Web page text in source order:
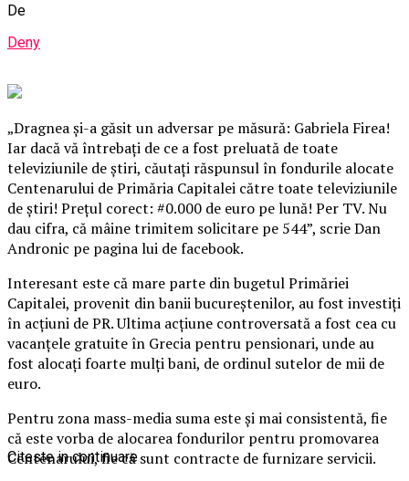
De
Deny
„Dragnea şi-a găsit un adversar pe măsură: Gabriela Firea!
Iar dacă vă întrebaţi de ce a fost preluată de toate
televiziunile de ştiri, căutaţi răspunsul în fondurile alocate
Centenarului de Primăria Capitalei către toate televiziunile
de ştiri! Preţul corect: #0.000 de euro pe lună! Per TV. Nu
dau cifra, că mâine trimitem solicitare pe 544”, scrie Dan
Andronic pe pagina lui de facebook.
Interesant este că mare parte din bugetul Primăriei
Capitalei, provenit din banii bucureştenilor, au fost investiţi
în acţiuni de PR.Ultima acţiune controversată a fost cea cu
vacanţele gratuite în Grecia pentru pensionari, unde au
fost alocaţi foarte mulţi bani, de ordinul sutelor de mii de
euro.
Pentru zona mass-media suma este şi mai consistentă, fie
că este vorba de alocarea fondurilor pentru promovarea
Centenarului, fie că sunt contracte de furnizare servicii.
Citeste in continuare